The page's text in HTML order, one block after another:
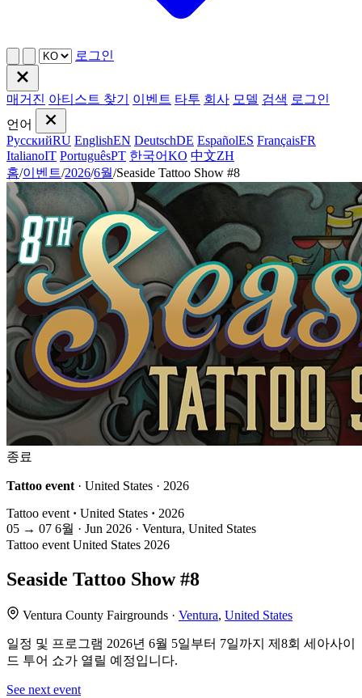
로그인
매거진 아티스트 찾기 이벤트 타투 회사 모델 검색 로그인
언어
РусскийRU EnglishEN DeutschDE EspañolES FrançaisFR
ItalianoIT PortuguêsPT 한국어KO 中文ZH
홈/이벤트/2026/6월/Seaside Tattoo Show #8
종료
Tattoo event · United States · 2026
Tattoo event · United States · 2026
05 → 07 6월 · Jun 2026 · Ventura, United States
Tattoo event United States 2026
Seaside Tattoo Show #8
Ventura County Fairgrounds · Ventura, United States
일정 및 프로그램 2026년 6월 5일부터 7일까지 제8회 세아사이
드 투어 쇼가 열릴 예정입니다.
See next event